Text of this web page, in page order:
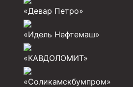
Инструмент для бурения и
Шаблоны колонные
Перья гидромониторные
Пауки гидравлические
«Девар Петро»
«Идель Нефтемаш»
«КАВДОЛОМИТ»
«Соликамскбумпром»